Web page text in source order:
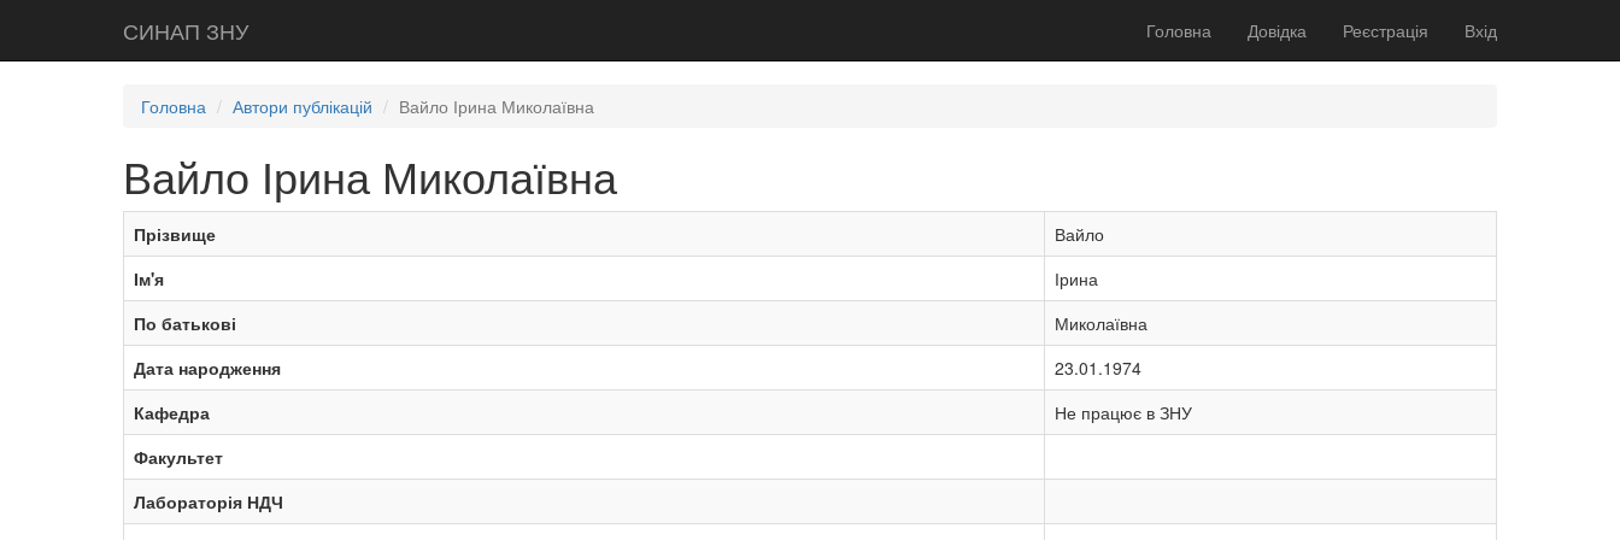
СИНАП ЗНУ Головна Довідка Реєстрація Вхід
Головна Автори публікацій Вайло Ірина Миколаївна
Вайло Ірина Миколаївна
Прізвище
Вайло
Ім'я
Ірина
По батькові
Миколаївна
Дата народження
23.01.1974
Кафедра
Не працює в ЗНУ
Факультет
Лабораторія НДЧ